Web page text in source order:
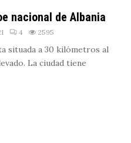
nacional de Albania
4 2595
situada a 30 kilómetros al
La ciudad tiene